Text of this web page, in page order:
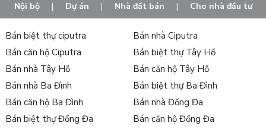
Nội bộ | Dự án | Nhà đất bán | Cho nhà đầu tư
Bán biệt thự ciputra
Bán nhà Ciputra
Bán căn hộ Ciputra
Bán biệt thự Tây Hồ
Bán nhà Tây Hồ
Bán căn hộ Tây Hồ
Bán nhà Ba Đình
Bán biệt thự Ba Đình
Bán căn hộ Ba Đình
Bán nhà Đống Đa
Bán biệt thự Đống Đa
Bán căn hộ Đống Đa